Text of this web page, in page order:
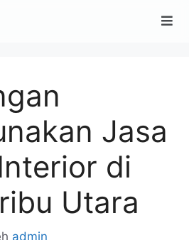
Jasa
di
Utara
admin